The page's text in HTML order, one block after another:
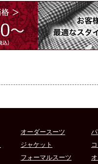
オーダースーツ
ジャケット
フォーマルスーツ